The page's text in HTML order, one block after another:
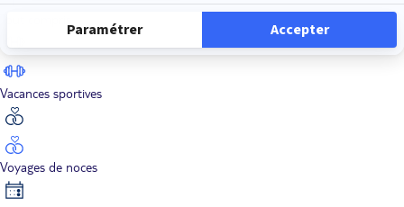
Vacances sportives
Voyages de noces